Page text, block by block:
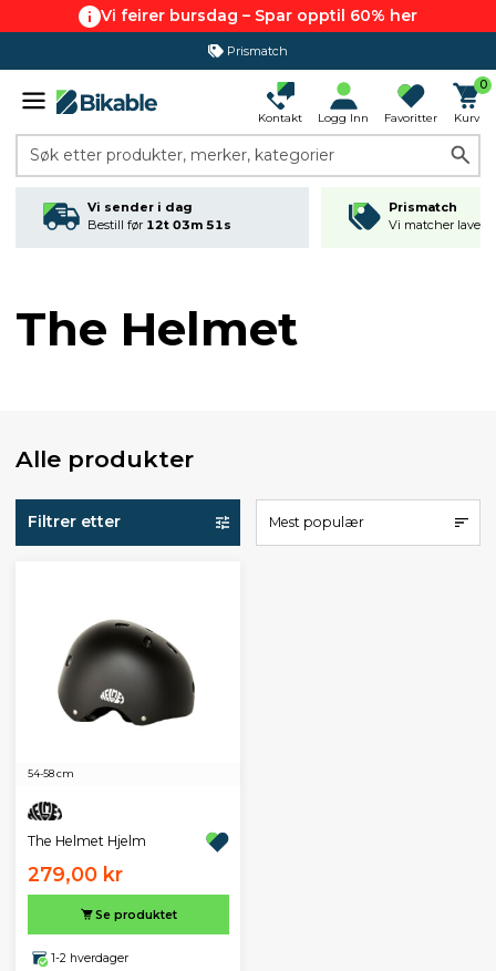
Vi feirer bursdag – Spar opptil 60% her
Prismatch
Kontakt Logg Inn Favoritter
0
Kurv
Søk etter produkter, merker, kategorier
Vi sender i dag
Bestill før 12t 03m 51s
Prismatch
Vi matcher
The Helmet
Alle produkter
Filtrer etter Mest populær
54-58 cm
The Helmet Hjelm
279,00 kr
Se produktet
1-2 hverdager